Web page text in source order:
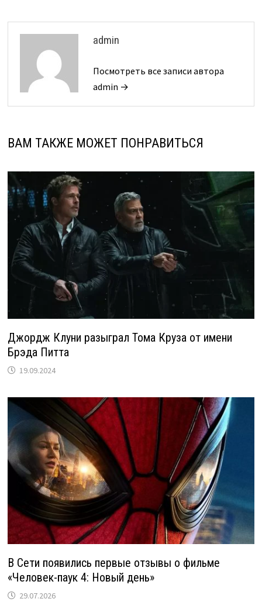
admin
Посмотреть все записи автора
admin →
ВАМ ТАКЖЕ МОЖЕТ ПОНРАВИТЬСЯ
Джордж Клуни разыграл Тома Круза от имени
Брэда Питта
19.09.2024
В Сети появились первые отзывы о фильме
«Человек-паук 4: Новый день»
29.07.2026